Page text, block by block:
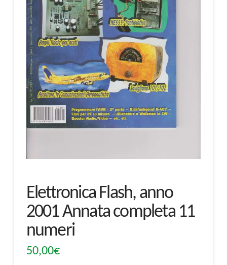
Elettronica Flash, anno
2001 Annata completa 11
numeri
50,00€